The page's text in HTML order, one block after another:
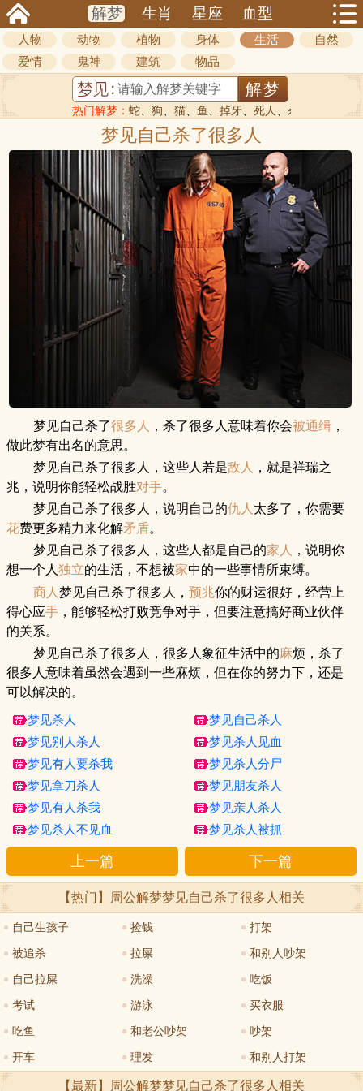
解梦 生肖 星座 血型
人物 动物 植物 身体 生活
自然
爱情
鬼神 建筑 物品
热门解梦： 蛇、 狗、 猫、 鱼 、 掉牙、 死人 、 杀人
梦见自己杀了很多人
梦见自己杀了很多人 ，杀了很多人意味着你会被通缉，
做此梦有出名的意思。
梦见自己杀了很多人，这些人若是敌人 ，就是祥瑞之
兆，说明你能轻松战胜对手。
梦见自己杀了很多人，说明自己的仇人 太多了，你需要
花费更多精力来化解矛盾。
梦见自己杀了很多人，这些人都是自己的家人 ，说明你
想一个人独立的生活，不想被家中的一些事情所束缚。
商人梦见自己杀了很多人， 预兆你的财运很好，经营上
得心应手 ，能够轻松打败竞争对手，但要注意搞好商业伙伴
的关系。
梦见自己杀了很多人，很多人象征生活中的麻烦，杀了
很多人意味着虽然会遇到一些麻烦，但在你的努力下，还是
可以解决的。
梦见杀人
梦见自己杀人
梦见别人杀人
梦见杀人见血
梦见有人要杀我
梦见杀人分尸
梦见拿刀杀人
梦见朋友杀人
梦见有人杀我
梦见亲人杀人
梦见杀人不见血
梦见杀人被抓
上一篇 下一篇
【热门】周公解梦梦见自己杀了很多人 相关
自己生孩子 捡钱 打架
被追杀 拉屎 和别人吵架
自己拉屎 洗澡 吃饭
考试 游泳 买衣服
吃鱼 和老公吵架 吵架
开车 理发 和别人打架
【最新】周公解梦梦见自己杀了很多人 相关